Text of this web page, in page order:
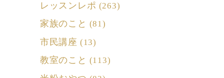
レッスンレポ (263)
家族のこと (81)
市民講座 (13)
教室のこと (113)